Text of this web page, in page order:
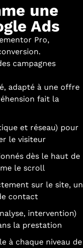
une
Ads
Pro,
campagnes
adapté à une offre
fait la
et réseau) pour
le visiteur
dès le haut de
le scroll
sur le site, un
contact
intervention)
la prestation
à chaque niveau de